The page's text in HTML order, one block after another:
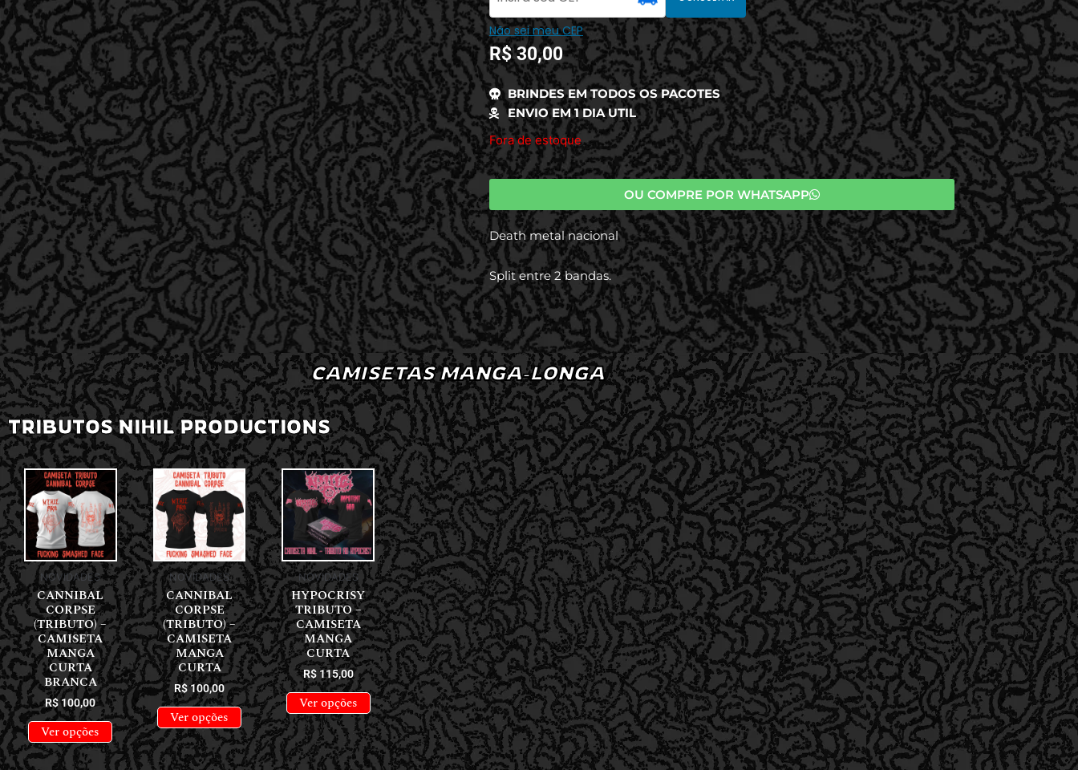
Não sei meu CEP
R$30,00
BRINDES EM TODOS OS PACOTES
ENVIO EM 1 DIA UTIL
Fora de estoque
OU COMPRE POR WHATSAPP
Death metal nacional
Split entre 2 bandas.
CAMISETAS MANGA-LONGA
TRIBUTOS NIHIL PRODUCTIONS
NOVIDADES
CANNIBAL
CORPSE
(TRIBUTO) –
CAMISETA
MANGA
CURTA
BRANCA
R$100,00
Ver opções
NOVIDADES
CANNIBAL
CORPSE
(TRIBUTO) –
CAMISETA
MANGA
CURTA
R$100,00
Ver opções
NOVIDADES
HYPOCRISY
TRIBUTO –
CAMISETA
MANGA
CURTA
R$115,00
Ver opções